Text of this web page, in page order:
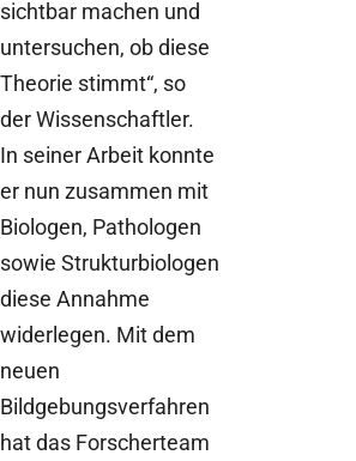
sichtbar machen und
untersuchen, ob diese
Theorie stimmt“, so
der Wissenschaftler.
In seiner Arbeit konnte
er nun zusammen mit
Biologen, Pathologen
sowie Strukturbiologen
diese Annahme
widerlegen. Mit dem
neuen
Bildgebungsverfahren
hat das Forscherteam